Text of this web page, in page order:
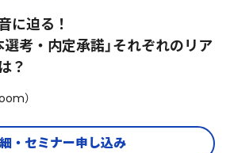
に迫る！
選考・内定承諾」それぞれのリア
？
）
・セミナー申し込み